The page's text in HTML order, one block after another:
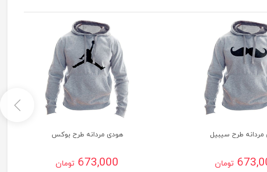
طرح سیبیل
تومان
هودی مردانه طرح بوکس
673,000 تومان